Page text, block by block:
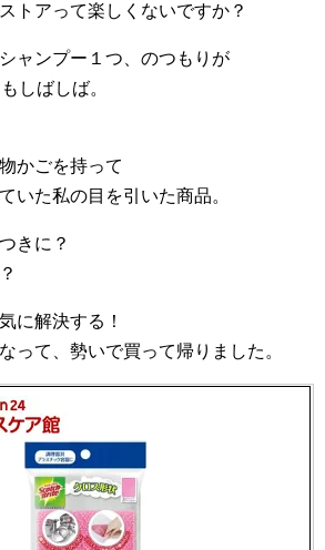
トアって楽しくないですか？
ャンプー１つ、のつもりが
しばしば。
かごを持って
いた私の目を引いた商品。
きに？
に解決する！
って、勢いで買って帰りました。